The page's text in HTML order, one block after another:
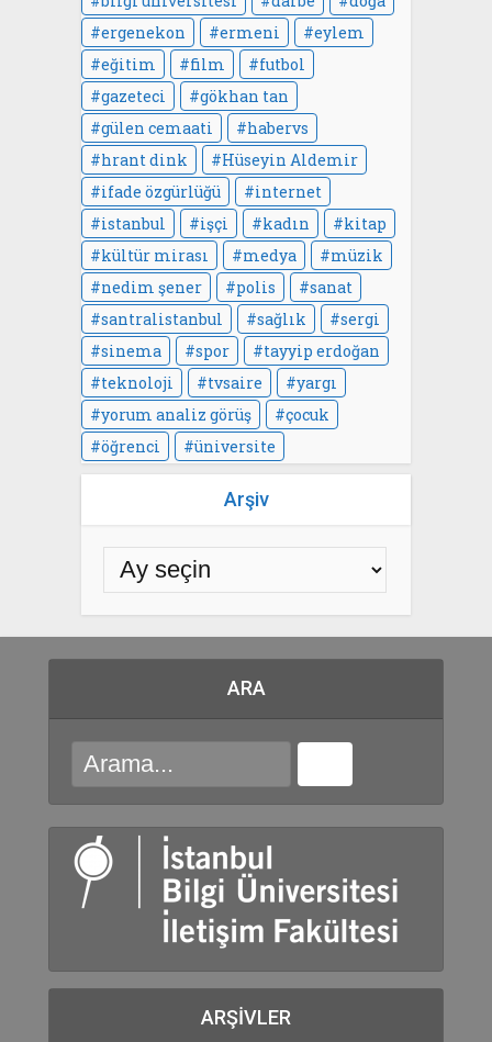
ergenekon
ermeni
eylem
eğitim
film
futbol
gazeteci
gökhan tan
gülen cemaati
habervs
hrant dink
Hüseyin Aldemir
ifade özgürlüğü
internet
istanbul
işçi kadın
kitap
kültür mirası
medya
müzik
nedim şener
polis
sanat
santralistanbul
sağlık
sergi
sinema
spor
tayyip erdoğan
teknoloji
tvsaire
yargı
yorum analiz görüş
çocuk
öğrenci
üniversite
Arşiv
ARA
ARŞIVLER